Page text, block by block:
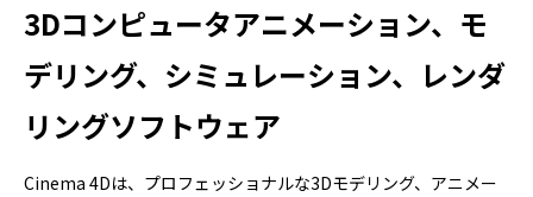
3Dコンピュータアニメーション、モ
デリング、シミュレーション、レンダ
リングソフトウェア
Cinema 4Dは、プロフェッショナルな3Dモデリング、アニメー